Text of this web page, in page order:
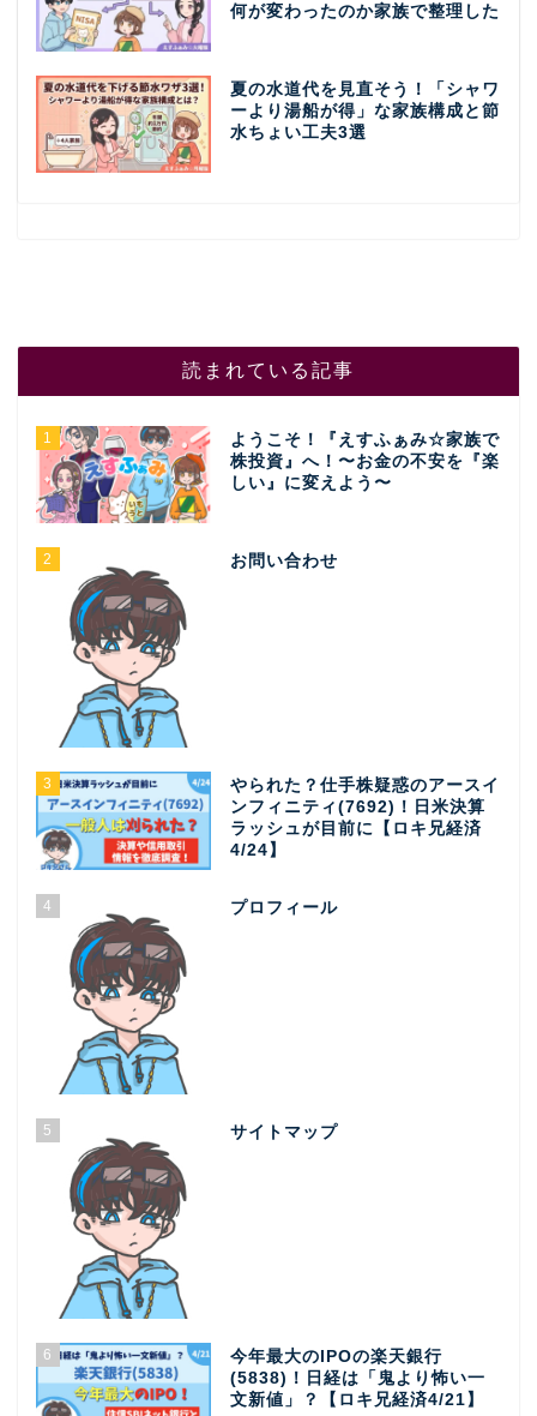
何が変わったのか家族で整理した
夏の水道代を見直そう！「シャワ
ーより湯船が得」な家族構成と節
水ちょい工夫3選
読まれている記事
1
ようこそ！『えすふぁみ☆家族で
株投資』へ！〜お金の不安を『楽
しい』に変えよう〜
2 お問い合わせ
3
やられた？仕手株疑惑のアースイ
ンフィニティ(7692)！日米決算
ラッシュが目前に【ロキ兄経済
4/24】
4 プロフィール
5 サイトマップ
6
今年最大のIPOの楽天銀行
(5838)！日経は「鬼より怖い一
文新値」？【ロキ兄経済4/21】